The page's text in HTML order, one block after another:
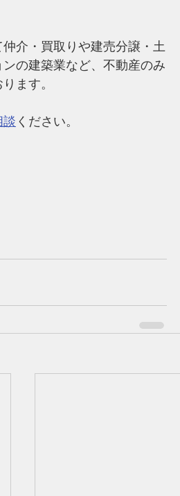
介・買取りや建売分譲・土
の建築業など、 不動産のみ
ます。
談 ください。